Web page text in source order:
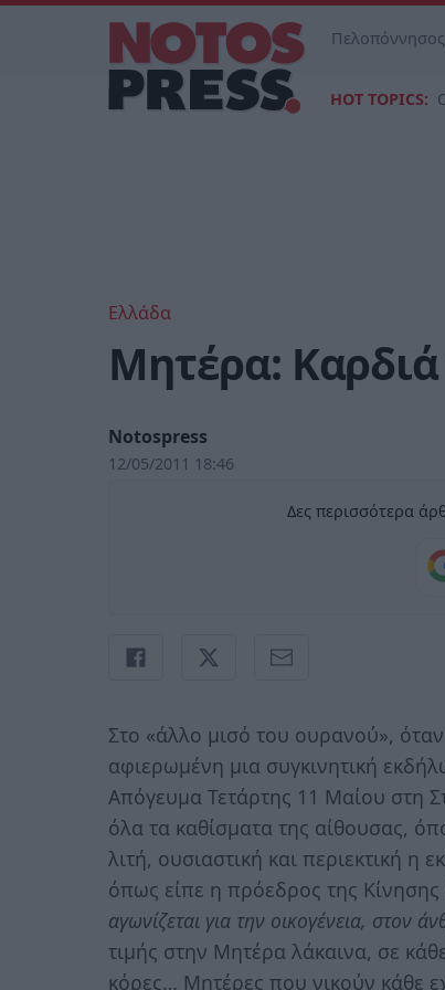
Πελοπόννησος
HOT TOPICS:
Ελλάδα
Μητέρα:
Notospress
12/05/2011 18:46
Δες περισσότερα
Στο «άλλο μισό του ουρανού»,
αφιερωμένη μια συγκινητική
Απόγευμα Τετάρτης 11 Μαίου στη
όλα τα καθίσματα της αίθουσας,
λιτή, ουσιαστική και περιεκτική
όπως είπε η πρόεδρος της
αγωνίζεται για την οικογένεια, στον
τιμής στην Μητέρα λάκαινα, σε
κόρες… Μητέρες που νικούν κάθε